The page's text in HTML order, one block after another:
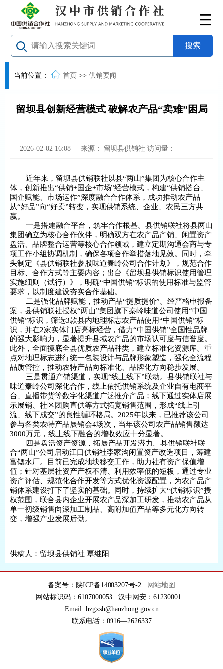
当前位置： 首页 >> 供销要闻
留坝县创新经营模式 破解农产品“卖难”困局
2026-02-02 16:08 来源： 留坝县供销社 访问量：
近年来，留坝县供销联社以县“两山”集团为核心合作主
体，创新推出“供销+国企+市场”经营模式，构建“供销搭台、
国企赋能、市场运作”深度融合合作体系，成功推动农产品
从“好品”向“好卖”转变，实现供销系统、企业、农民三方共
赢。
一是搭建融合平台，筑牢合作根基。县供销联社将县两山
集团确立为核心合作伙伴，明确双方在农产品产销、闲置资产
盘活、品牌整合运营等核心合作领域，建立定期沟通会商与专
项工作小组协调机制，确保各项合作举措落地见效。同时，牵
头制定《县供销联社参股味道秦岭公司合作计划》，规范合作
目标、合作方式等主要内容；出台《留坝县供销标识使用管理
实施细则（试行）》，明确“中国供销”标识的使用标准与监管
要求，以制度建设夯实合作基础。
二是强化品牌赋能，推动产品“提质提价”。经严格申报备
案，县供销联社授权“两山”集团旗下秦岭味道公司使用“中国
供销”标识，筛选3款县内地理标志农产品使用“中国供销”标
识，并在2家实体门店亮标经营，借力“中国供销”全国性品牌
的强大影响力，显著提升县域农产品的市场认可度与信誉度。
此外，全面摸底全县优质农产品种类，建立标准化资源库。重
点对地理标志进行统一包装设计与品牌形象塑造，强化全流程
品质管控，推动农特产品向标准化、品牌化方向稳步发展。
三是贯通产销渠道，实现“线上线下”联动。县供销联社与
味道秦岭公司深化合作，线上依托供销系统及企业自有电商平
台、直播带货等数字化渠道广泛推介产品；线下通过实体店展
示展销、社区团购直供等方式拓宽销售范围，形成“线上引
流、线下成交”的良性循环格局。2025年以来，已推荐该公司
参与各类农特产品展销会4场次，当年该公司农产品销售额达
3000万元，线上线下融合的增收效应十分显著。
四是盘活资产资源，拓展产品开发潜力。县供销联社联
合“两山”公司启动江口供销社李家沟闲置资产改造项目，筹建
富锶水厂。目前已完成地块移交工作，助力社有资产保值增
值；针对基层社资产产权不清、利用效率低的短板，通过专业
资产评估、规范化合作开发等方式优化资源配置，为农产品产
销体系建设打下了坚实的基础。同时，持续扩大“供销标识”授
权范围，联合县内企业开展农产品深加工研发，推动农产品从
单一初级销售向深加工制品、高附加值产品等多元化方向转
变，增强产业发展后劲。
供稿人：留坝县供销社 覃继阳
备案号：陕ICP备14003207号-2
网站地图
网站标识码：6107000053 汉中网安：61230001
Email :hzgxsh@hanzhong.gov.cn
联系电话：0916—2626337